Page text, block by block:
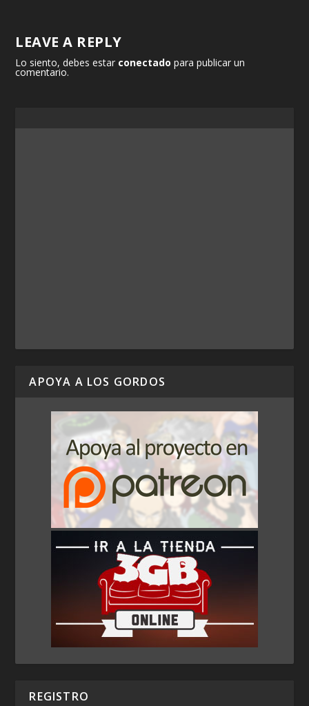
LEAVE A REPLY
Lo siento, debes estar conectado para publicar un
comentario.
APOYA A LOS GORDOS
REGISTRO